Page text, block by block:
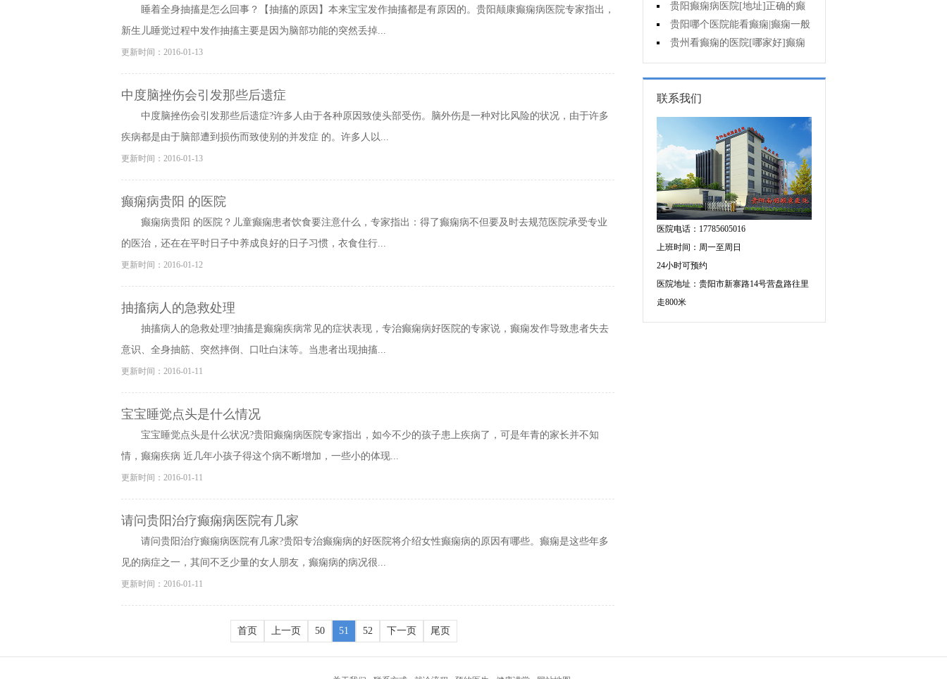
睡着全身抽搐是怎么回事？【抽搐的原因】本来宝宝发作抽搐都是有原因的。贵阳颠康癫痫病医院专家指出，
新生儿睡觉过程中发作抽搐主要是因为脑部功能的突然丢掉...
更新时间：2016-01-13
中度脑挫伤会引发那些后遗症
中度脑挫伤会引发那些后遗症?许多人由于各种原因致使头部受伤。脑外伤是一种对比风险的状况，由于许多
疾病都是由于脑部遭到损伤而致使别的并发症 的。许多人以...
更新时间：2016-01-13
癫痫病贵阳 的医院
癫痫病贵阳 的医院？儿童癫痫患者饮食要注意什么，专家指出：得了癫痫病不但要及时去规范医院承受专业
的医治，还在在平时日子中养成良好的日子习惯，衣食住行...
更新时间：2016-01-12
抽搐病人的急救处理
抽搐病人的急救处理?抽搐是癫痫疾病常见的症状表现，专治癫痫病好医院的专家说，癫痫发作导致患者失去
意识、全身抽筋、突然摔倒、口吐白沫等。当患者出现抽搐...
更新时间：2016-01-11
宝宝睡觉点头是什么情况
宝宝睡觉点头是什么状况?贵阳癫痫病医院专家指出，如今不少的孩子患上疾病了，可是年青的家长并不知
情，癫痫疾病 近几年小孩子得这个病不断增加，一些小的体现...
更新时间：2016-01-11
请问贵阳治疗癫痫病医院有几家
请问贵阳治疗癫痫病医院有几家?贵阳专治癫痫病的好医院将介绍女性癫痫病的原因有哪些。癫痫是这些年多
见的病症之一，其间不乏少量的女人朋友，癫痫病的病况很...
更新时间：2016-01-11
首页 上一页 50 51 52 下一页 尾页
性母猪疯能治好吗?
贵阳癫痫病医院[地址]正确的癫
痫护理是什么?
贵阳哪个医院能看癫痫|癫痫一般
会出现哪些症状?
贵州看癫痫的医院[哪家好]癫痫
的成因有哪些?
联系我们
医院电话：17785605016
上班时间：周一至周日
24小时可预约
医院地址：贵阳市新寨路14号营盘路往里
走800米